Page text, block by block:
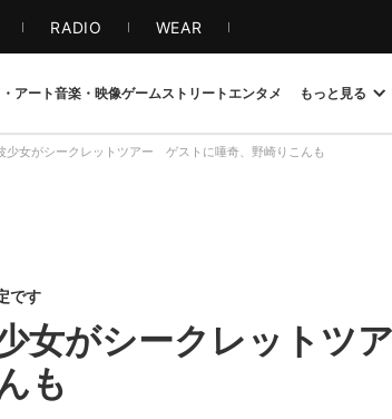
RADIO WEAR
アート音楽・映像ゲームストリート エンタメ もっと見る
少女がシークレットツアー ゲストに唾奇、野崎りこんも
です
女がシークレットツ
も